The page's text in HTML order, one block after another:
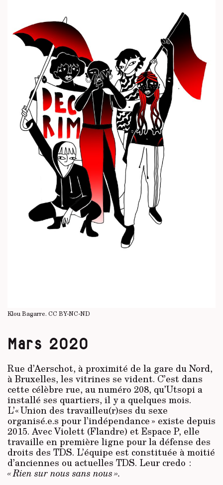
Klou Bagarre. CC BY-NC-ND
Mars 2020
Rue d’Aerschot, à proximité de la gare du Nord,
à Bruxelles, les vitrines se vident. C’est dans
cette célèbre rue, au numéro 208, qu’Utsopi a
installé ses quartiers, il y a quelques mois.
L’« Union des travailleu(r)ses du sexe
organisé.e.s pour l’indépendance » existe depuis
2015. Avec Violett (Flandre) et Espace P, elle
travaille en première ligne pour la défense des
droits des TDS. L’équipe est constituée à moitié
d’anciennes ou actuelles TDS. Leur credo :
« Rien sur nous sans nous ».